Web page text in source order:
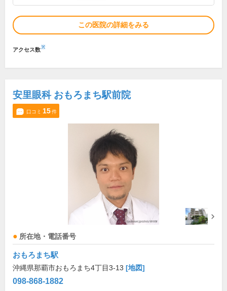
この医院の詳細をみる
アクセス数※
安里眼科 おもろまち駅前院
口コミ 15件
所在地・電話番号
おもろまち駅
沖縄県那覇市おもろまち4丁目3-13 [地図]
098-868-1882